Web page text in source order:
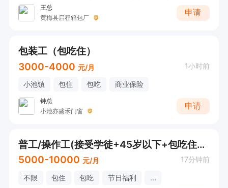
王总
黄梅县启程箱包厂
申请
包装工（包吃住）
3000-4000 元/月 1小时前
小池镇 包住 包吃 商业保险
钟总
小池亦盛禾门窗
申请
普工/操作工(接受学徒+45岁以下+包吃住+五险+公积金+福利待遇好)
5000-10000 元/月 17分钟前
不限 包住 包吃 节日福利 ...